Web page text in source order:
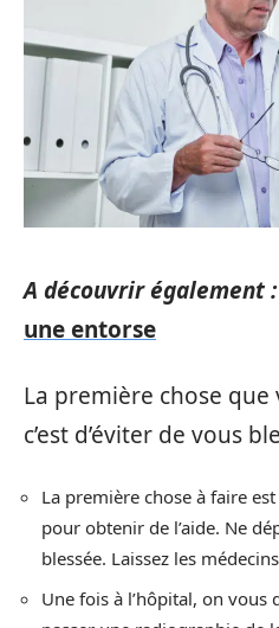
A découvrir également :
une entorse
La première chose que
c’est d’éviter de vous
La première chose à faire
pour obtenir de l’aide. Ne
blessée. Laissez les
Une fois à l’hôpital, on vous